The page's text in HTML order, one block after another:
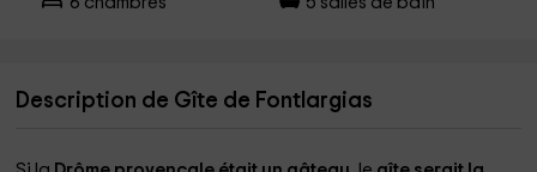
Description de Gîte de Fontlargias